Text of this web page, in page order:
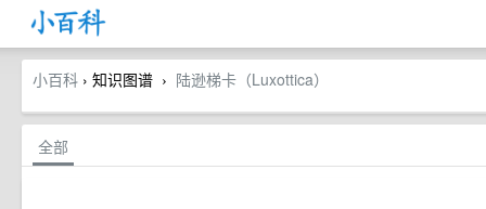
小百科 › 知识图谱 › 陆逊梯卡（Luxottica）
全部